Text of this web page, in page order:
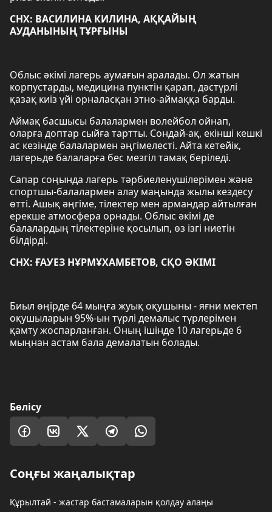
СНХ: ВАСИЛИНА КИЛИНА, АҚҚАЙЫҢ
АУДАНЫНЫҢ ТҰРҒЫНЫ
Облыс әкімі лагерь аумағын аралады. Ол жатын
корпустарды, медицина пунктін қарап, дәстүрлі
қазақ киіз үйі орналасқан этно-аймаққа барды.
Аймақ басшысы балалармен волейбол ойнап,
оларға доптар сыйға тартты. Сондай-ақ, екінші кешкі
ас кезінде балалармен әңгімелесті. Айта кетейік,
лагерьде балаларға бес мезгіл тамақ беріледі.
Сапар соңында лагерь тәрбиеленушілерімен және
спортшы-балалармен алау маңында жылы кездесу
өтті. Ашық әңгіме, тілектер мен армандар айтылған
ерекше атмосфера орнады. Облыс әкімі де
балалардың тілектеріне қосылып, өз ізгі ниетін
білдірді.
СНХ: ҒАУЕЗ НҰРМҰХАМБЕТОВ, СҚО ӘКІМІ
Биыл өңірде 64 мыңға жуық оқушыны - яғни мектеп
оқушыларын 95%-ын түрлі демалыс түрлерімен
қамту жоспарланған. Оның ішінде 10 лагерьде 6
мыңнан астам бала демалатын болады.
Бөлісу
Соңғы жаңалықтар
Құрылтай - жастар бастамаларын қолдау алаңы